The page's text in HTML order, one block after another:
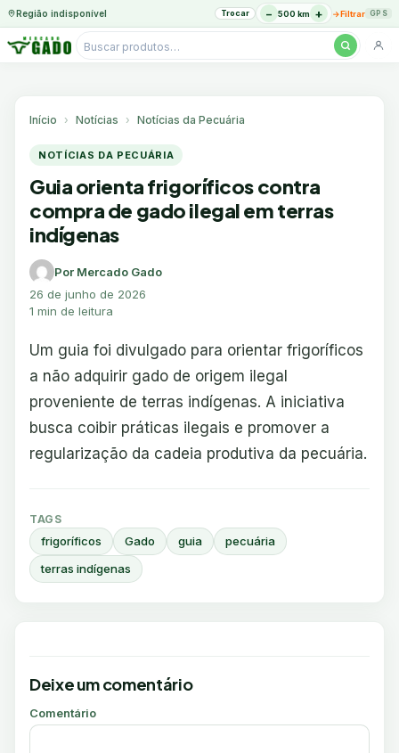
Região indisponível Trocar − 500 km + →Filtrar GPS
Pesquisar
Início Notícias Notícias da Pecuária
NOTÍCIAS DA PECUÁRIA
Guia orienta frigoríficos contra
compra de gado ilegal em terras
indígenas
Por Mercado Gado
26 de junho de 2026
1 min de leitura
Um guia foi divulgado para orientar frigoríficos
a não adquirir gado de origem ilegal
proveniente de terras indígenas. A iniciativa
busca coibir práticas ilegais e promover a
regularização da cadeia produtiva da pecuária.
TAGS
frigoríficos Gado guia
pecuária
terras indígenas
Deixe um comentário
Comentário